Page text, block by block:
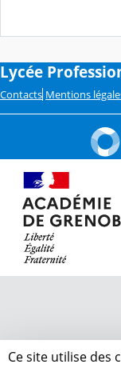
Lycée
Contacts Mentions
Ce site utilise des